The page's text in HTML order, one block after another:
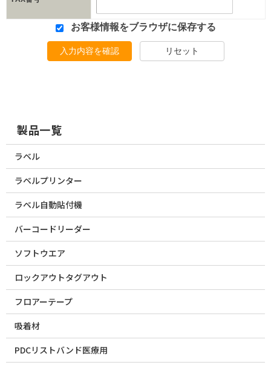
お客様情報をブラウザに保存する
入力内容を確認 リセット
製品一覧
ラベル
ラベルプリンター
ラベル自動貼付機
バーコードリーダー
ソフトウエア
ロックアウトタグアウト
フロアーテープ
吸着材
PDCリストバンド医療用